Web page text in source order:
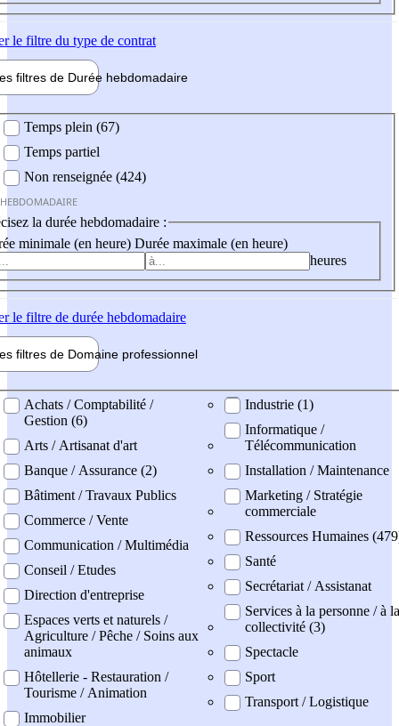
le filtre du type de contrat
filtres de Durée hebdomadaire
Temps plein (67)
Temps partiel
Non renseignée (424)
la durée hebdomadaire :
minimale (en heure) Durée maximale (en heure)
heures
le filtre de durée hebdomadaire
filtres de Domaine professionnel
professionel
Achats / Comptabilité /
Gestion (6)
Arts / Artisanat d'art
Banque / Assurance (2)
Bâtiment / Travaux Publics
Commerce / Vente
Communication / Multimédia
Conseil / Etudes
Direction d'entreprise
Espaces verts et naturels /
Agriculture / Pêche / Soins aux
animaux
Hôtellerie - Restauration /
Tourisme / Animation
Immobilier
Industrie (1)
Informatique /
Télécommunication
Installation / Maintenance
Marketing / Stratégie
commerciale
Ressources Humaines
Santé
Secrétariat / Assistanat
Services à la personne / à la
collectivité (3)
Spectacle
Sport
Transport / Logistique